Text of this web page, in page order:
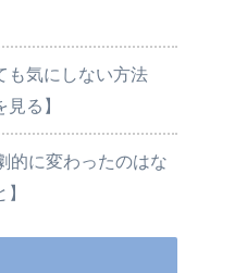
も気にしない方法
る】
的に変わったのはな